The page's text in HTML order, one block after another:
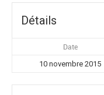
Détails
Date
10 novembre 2015